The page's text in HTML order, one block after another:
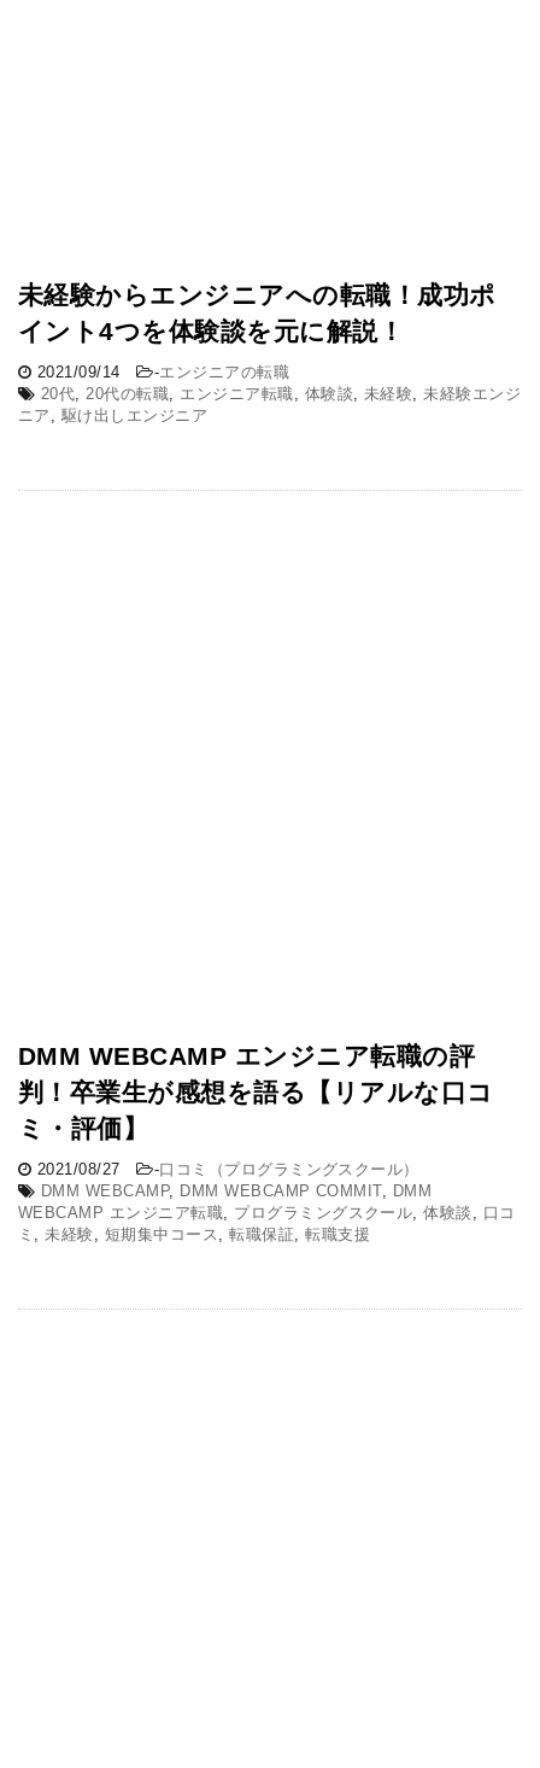
未経験からエンジニアへの転職！成功ポ
イント4つを体験談を元に解説！
2021/09/14 -エンジニアの転職
20代,20代の転職, エンジニア転職, 体験談,未経験,未経験エンジ
ニア , 駆け出しエンジニア
DMM WEBCAMP エンジニア転職の評
判！卒業生が感想を語る【リアルな口コ
ミ・評価】
2021/08/27 -口コミ（プログラミングスクール）
DMM WEBCAMP, DMM WEBCAMP COMMIT, DMM
WEBCAMP エンジニア転職, プログラミングスクール,体験談 , 口コ
ミ ,未経験, 短期集中コース ,転職保証,転職支援